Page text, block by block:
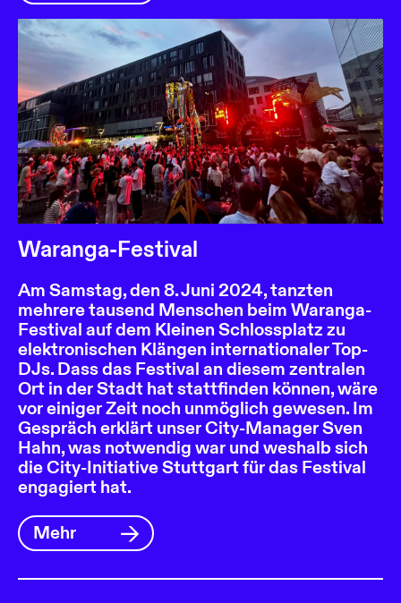
Waranga-Festival
Am Samstag, den 8. Juni 2024, tanzten
mehrere tausend Menschen beim Waranga-
Festival auf dem Kleinen Schlossplatz zu
elektronischen Klängen internationaler Top-
DJs. Dass das Festival an diesem zentralen
Ort in der Stadt hat stattfinden können, wäre
vor einiger Zeit noch unmöglich gewesen. Im
Gespräch erklärt unser City-Manager Sven
Hahn, was notwendig war und weshalb sich
die City-Initiative Stuttgart für das Festival
engagiert hat.
Mehr